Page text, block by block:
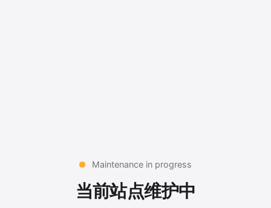
Maintenance in progress
当前站点维护中